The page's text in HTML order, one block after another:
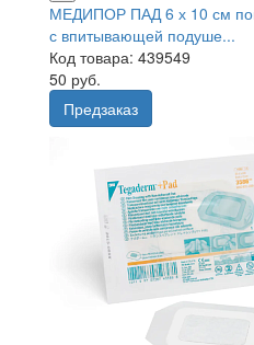
МЕДИПОР ПАД 6 х 10 см
с впитывающей подуше...
Код товара: 439549
50 руб.
Предзаказ